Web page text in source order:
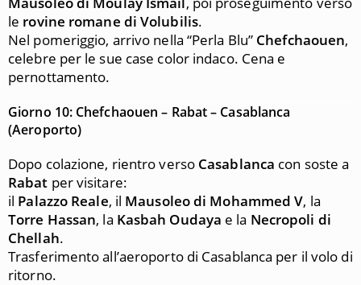
le rovine romane di Volubilis.
Nel pomeriggio, arrivo nella “Perla Blu” Chefchaouen,
celebre per le sue case color indaco. Cena e
pernottamento.
Giorno 10: Chefchaouen – Rabat – Casablanca
(Aeroporto)
Dopo colazione, rientro verso Casablanca con soste a
Rabat per visitare:
il Palazzo Reale, il Mausoleo di Mohammed V, la
Torre Hassan, la Kasbah Oudaya e la Necropoli di
Chellah.
Trasferimento all’aeroporto di Casablanca per il volo di
ritorno.